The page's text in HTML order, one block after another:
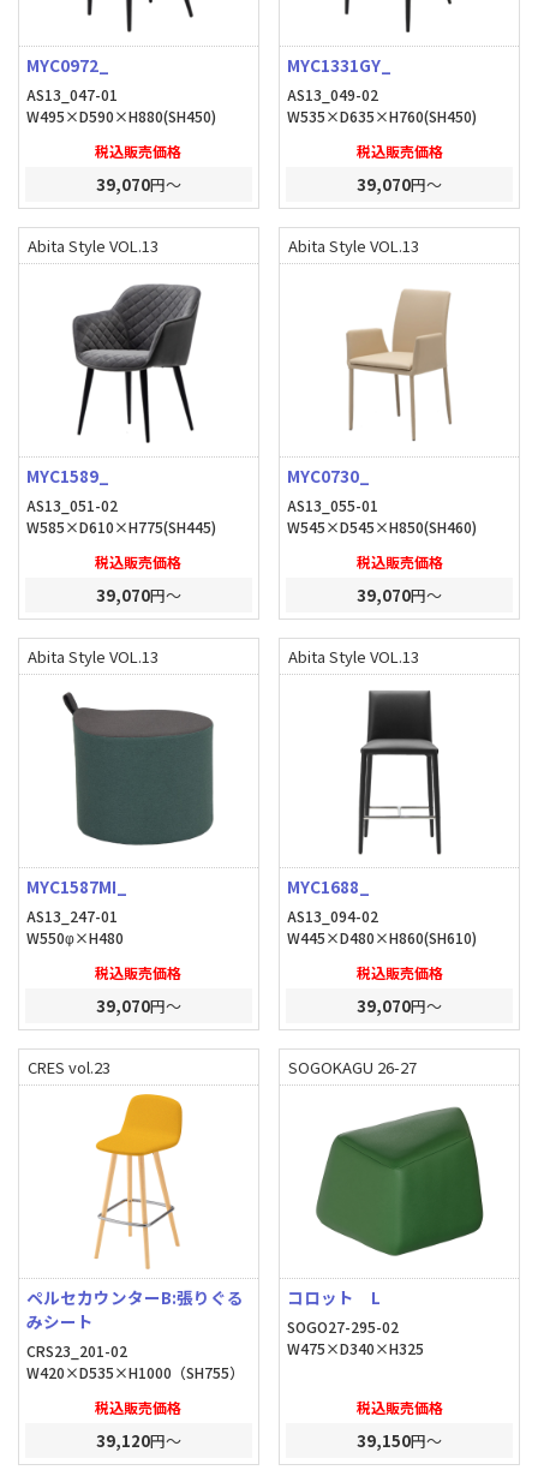
MYC0972_
AS13_047-01
W495×D590×H880(SH450)
税込販売価格
39,070円～
MYC1331GY_
AS13_049-02
W535×D635×H760(SH450)
税込販売価格
39,070円～
Abita Style VOL.13
MYC1589_
AS13_051-02
W585×D610×H775(SH445)
税込販売価格
39,070円～
Abita Style VOL.13
MYC0730_
AS13_055-01
W545×D545×H850(SH460)
税込販売価格
39,070円～
Abita Style VOL.13
MYC1587MI_
AS13_247-01
W550φ×H480
税込販売価格
39,070円～
Abita Style VOL.13
MYC1688_
AS13_094-02
W445×D480×H860(SH610)
税込販売価格
39,070円～
CRES vol.23
ペルセカウンターB:張りぐる
みシート
CRS23_201-02
W420×D535×H1000（SH755）
税込販売価格
39,120円～
SOGOKAGU 26-27
コロット L
SOGO27-295-02
W475×D340×H325
税込販売価格
39,150円～